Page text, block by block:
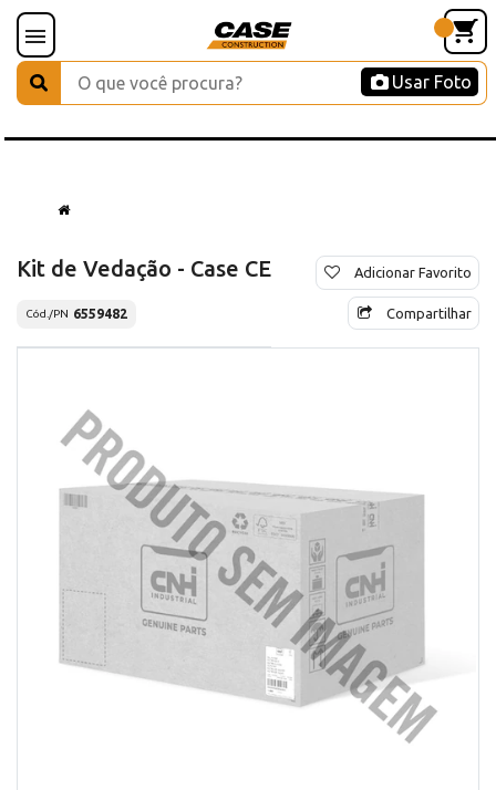
Usar Foto
Kit de Vedação - Case CE
Cód./PN 6559482
Adicionar Favorito
Compartilhar